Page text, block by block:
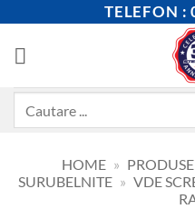
content
TELEFON
HOME » PRODUSE
SURUBELNITE » VDE